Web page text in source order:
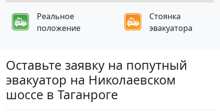
Реальное
положение
Стоянка
эвакуатора
Оставьте заявку на попутный
эвакуатор на Николаевском
шоссе в Таганроге